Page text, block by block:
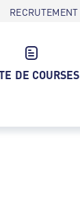
RECRUTEMENT
DE COURSES